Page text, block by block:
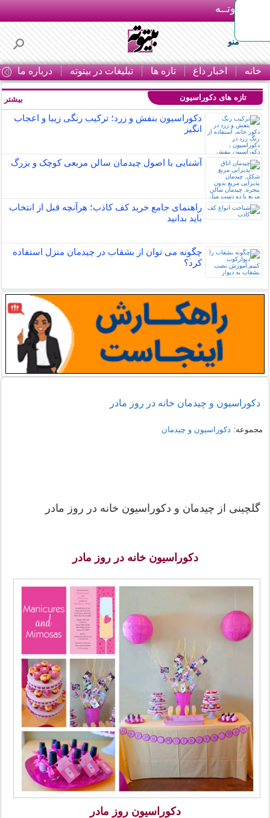
بـیتوتــه
منو
خانه اخبار داغ تازه ها تبلیغات در بیتوته درباره ما
تازه های دکوراسیون
دکوراسیون بنفش و زرد؛ ترکیب رنگی زیبا و اعجاب
انگیز
آشنایی با اصول چیدمان سالن مربعی کوچک و بزرگ
راهنمای جامع خرید کف کاذب؛ هرآنچه قبل از انتخاب
باید بدانید
چگونه می توان از بشقاب در چیدمان منزل استفاده
کرد؟
بیشتر
دکوراسیون و چیدمان خانه در روز مادر
مجموعه: دکوراسیون و چیدمان
گلچینی از چیدمان و دکوراسیون خانه در روز مادر
دکوراسیون خانه در روز مادر
دکوراسیون روز مادر